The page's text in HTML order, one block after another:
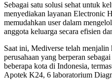
Sebagai satu solusi sehat untuk
menyediakan layanan Electronic
memudahkan user dalam
anggota keluarga secara efisien
Saat ini, Mediverse telah menjalin
perusahaan yang berperan
beberapa kota di Indonesia,
Apotek K24, 6 laboratorium